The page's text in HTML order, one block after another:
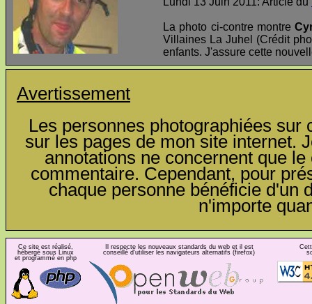
La photo ci-contre montre
Villaines La Juhel (Crédit
enfants. J'assure cette
Avertissement
Les personnes photographiées
sur les pages de mon site internet.
annotations ne concernent que
commentaire. Cependant, pour
chaque personne bénéficie d'un
n'importe
Ce site est réalisé,
hébergé sous Linux
et programmé en php
Il respecte les nouveaux standards du web et il est
conseillé d'utiliser les navigateurs alternatifs (firefox)